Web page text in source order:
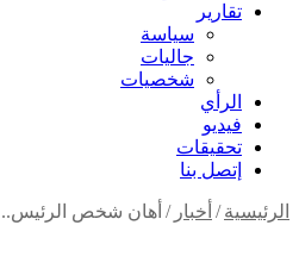
تقارير
سياسة
جاليات
شخصيات
الرأي
فيديو
تحقيقات
إتصل بنا
الرئيسية / أخبار / أهان شخص